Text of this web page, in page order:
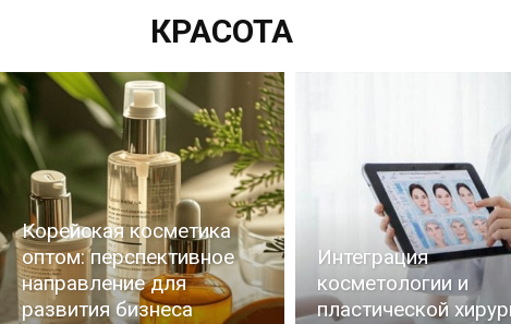
КРАСОТА
Корейская косметика
оптом: перспективное
направление для
развития бизнеса
Интеграция
косметологии и
пластической